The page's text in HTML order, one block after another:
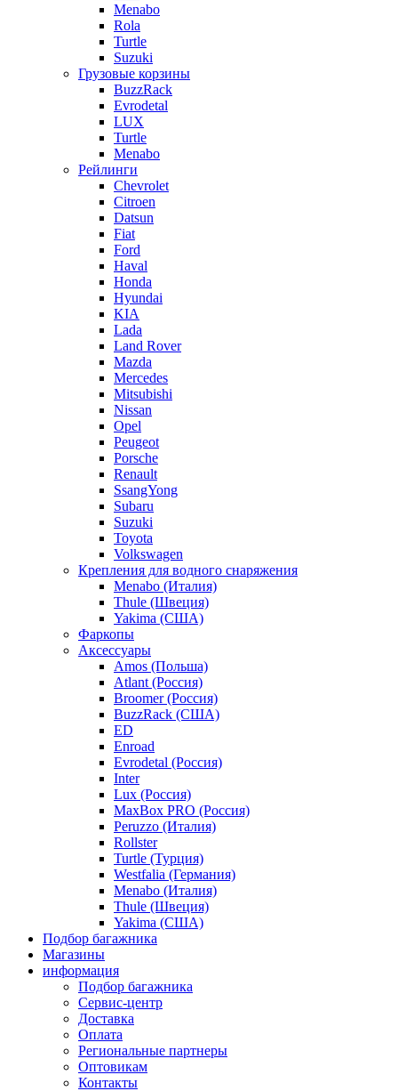
Menabo
Rola
Turtle
Suzuki
Грузовые корзины
BuzzRack
Evrodetal
LUX
Turtle
Menabo
Рейлинги
Chevrolet
Citroen
Datsun
Fiat
Ford
Haval
Honda
Hyundai
KIA
Lada
Land Rover
Mazda
Mercedes
Mitsubishi
Nissan
Opel
Peugeot
Porsche
Renault
SsangYong
Subaru
Suzuki
Toyota
Volkswagen
Крепления для водного снаряжения
Menabo (Италия)
Thule (Швеция)
Yakima (США)
Фаркопы
Аксессуары
Amos (Польша)
Atlant (Россия)
Broomer (Россия)
BuzzRack (США)
ED
Enroad
Evrodetal (Россия)
Inter
Lux (Россия)
MaxBox PRO (Россия)
Peruzzo (Италия)
Rollster
Turtle (Турция)
Westfalia (Германия)
Menabo (Италия)
Thule (Швеция)
Yakima (США)
Подбор багажника
Магазины
информация
Подбор багажника
Сервис-центр
Доставка
Оплата
Региональные партнеры
Оптовикам
Контакты